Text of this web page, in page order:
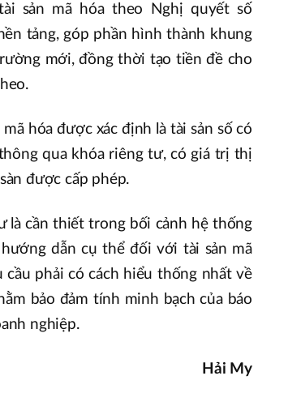
sản mã hóa theo Nghị quyết số
tảng, góp phần hình thành khung
mới, đồng thời tạo tiền đề cho
hóa được xác định là tài sản số có
qua khóa riêng tư, có giá trị thị
được cấp phép.
là cần thiết trong bối cảnh hệ thống
dẫn cụ thể đối với tài sản mã
phải có cách hiểu thống nhất về
bảo đảm tính minh bạch của báo
nghiệp.
Hải My